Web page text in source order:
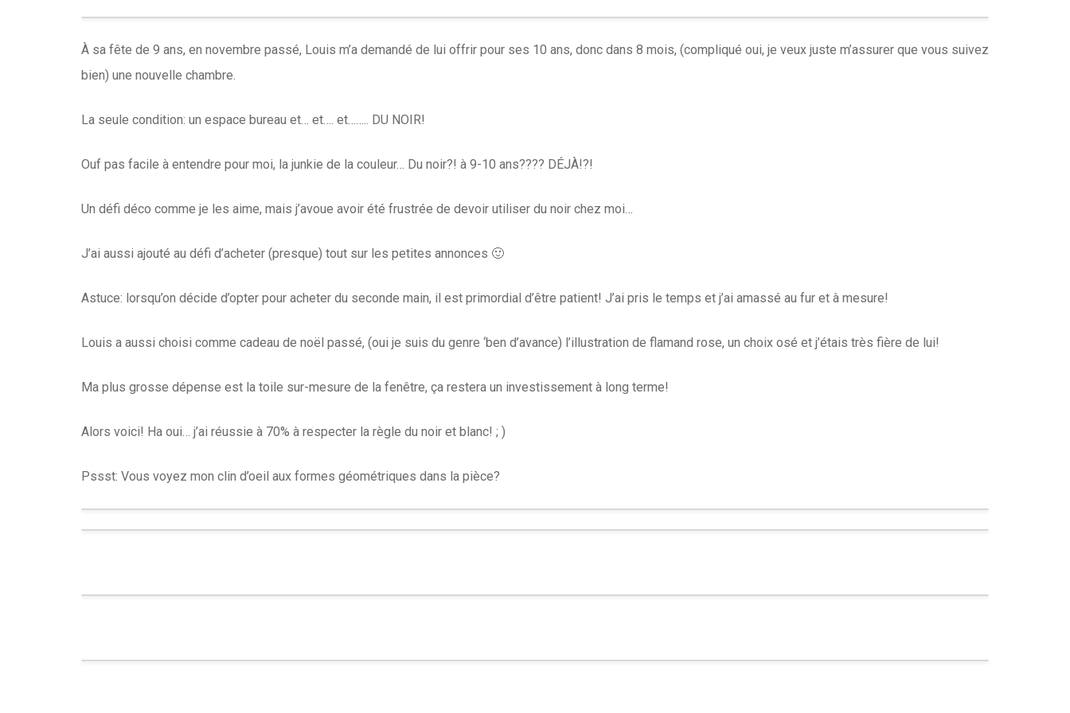
À sa fête de 9 ans, en novembre passé, Louis m’a demandé de lui offrir pour ses 10 ans, donc dans 8 mois, (compliqué oui, je veux juste m’assurer que vous suivez
bien) une nouvelle chambre.
La seule condition: un espace bureau et… et…. et…….. DU NOIR!
Ouf pas facile à entendre pour moi, la junkie de la couleur… Du noir?! à 9-10 ans???? DÉJÀ!?!
Un défi déco comme je les aime, mais j’avoue avoir été frustrée de devoir utiliser du noir chez moi…
J’ai aussi ajouté au défi d’acheter (presque) tout sur les petites annonces 🙂
Astuce: lorsqu’on décide d’opter pour acheter du seconde main, il est primordial d’être patient! J’ai pris le temps et j’ai amassé au fur et à mesure!
Louis a aussi choisi comme cadeau de noël passé, (oui je suis du genre ‘ben d’avance) l’illustration de flamand rose, un choix osé et j’étais très fière de lui!
Ma plus grosse dépense est la toile sur-mesure de la fenêtre, ça restera un investissement à long terme!
Alors voici! Ha oui… j’ai réussie à 70% à respecter la règle du noir et blanc! ; )
Pssst: Vous voyez mon clin d’oeil aux formes géométriques dans la pièce?